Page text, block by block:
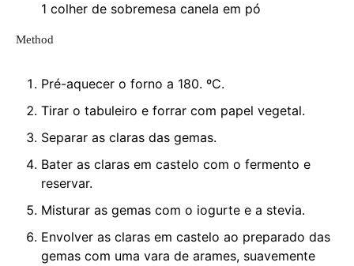
1 colher de sobremesa canela em pó
Method
Pré-aquecer o forno a 180. ºC.
Tirar o tabuleiro e forrar com papel vegetal.
Separar as claras das gemas.
Bater as claras em castelo com o fermento e
reservar.
Misturar as gemas com o iogurte e a stevia.
Envolver as claras em castelo ao preparado das
gemas com uma vara de arames, suavemente